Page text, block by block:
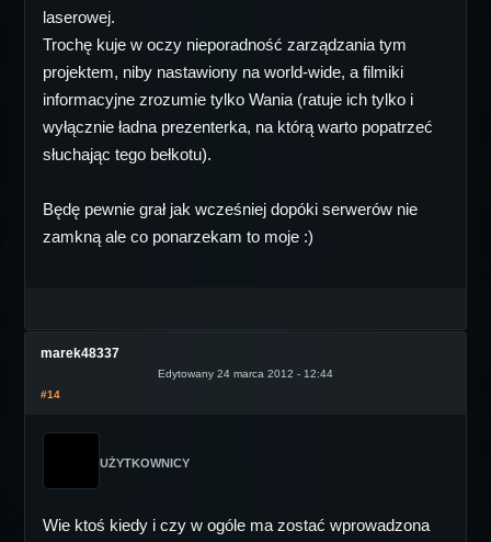
laserowej.
Trochę kuje w oczy nieporadność zarządzania tym
projektem, niby nastawiony na world-wide, a filmiki
informacyjne zrozumie tylko Wania (ratuje ich tylko i
wyłącznie ładna prezenterka, na którą warto popatrzeć
słuchając tego bełkotu).
Będę pewnie grał jak wcześniej dopóki serwerów nie
zamkną ale co ponarzekam to moje :)
marek48337
Edytowany 24 marca 2012 - 12:44
#14
UŻYTKOWNICY
Wie ktoś kiedy i czy w ogóle ma zostać wprowadzona